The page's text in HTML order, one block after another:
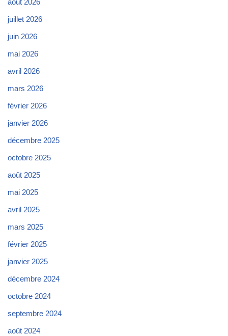
août 2026
juillet 2026
juin 2026
mai 2026
avril 2026
mars 2026
février 2026
janvier 2026
décembre 2025
octobre 2025
août 2025
mai 2025
avril 2025
mars 2025
février 2025
janvier 2025
décembre 2024
octobre 2024
septembre 2024
août 2024